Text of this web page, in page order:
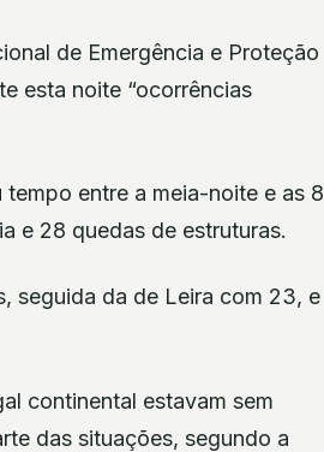
de Emergência e Proteção
esta noite “ocorrências
entre a meia-noite e as 8
e 28 quedas de estruturas.
seguida da de Leira com 23, e
continental estavam sem
das situações, segundo a